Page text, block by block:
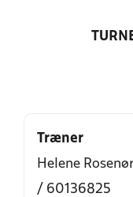
Træner
Helene
/ 60136825